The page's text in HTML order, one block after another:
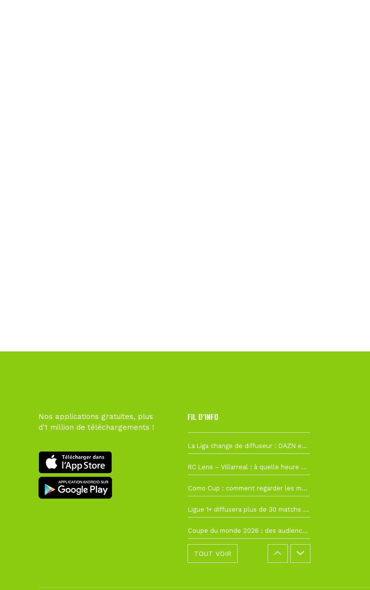
Nos applications gratuites, plus
d'1 million de téléchargements !
FIL D’INFO
La Liga change de diffuseur : DAZN et Disney+ remplacent beIN Sports !
RC Lens – Villarreal : à quelle heure et sur quelle chaîne voir la finale de la Como Cup ?
Como Cup : comment regarder les matchs du RC Lens en direct ?
Ligue 1+ diffusera plus de 30 matchs amicaux avant la reprise de la Ligue 1
Coupe du monde 2026 : des audiences record, mais M6 devrait perdre très gros !
TOUT VOIR